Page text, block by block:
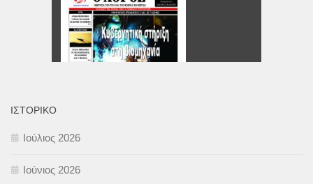
ΙΣΤΟΡΙΚΌ
Ιούλιος 2026
Ιούνιος 2026